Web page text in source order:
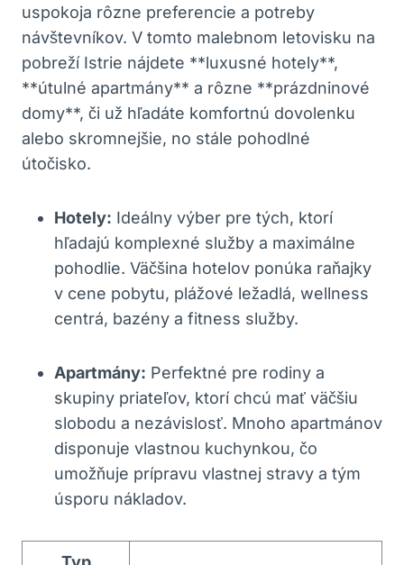
uspokoja rôzne preferencie a potreby
návštevníkov. V tomto malebnom letovisku na
pobreží Istrie nájdete **luxusné hotely**,
**útulné apartmány** a rôzne **prázdninové
domy**, či už hľadáte komfortnú dovolenku
alebo skromnejšie, no stále pohodlné
útočisko.
Hotely: Ideálny výber pre tých, ktorí
hľadajú komplexné služby a maximálne
pohodlie. Väčšina hotelov ponúka raňajky
v cene pobytu, plážové ležadlá, wellness
centrá, bazény a fitness služby.
Apartmány: Perfektné pre rodiny a
skupiny priateľov, ktorí chcú mať väčšiu
slobodu a nezávislosť. Mnoho apartmánov
disponuje vlastnou kuchynkou, čo
umožňuje prípravu vlastnej stravy a tým
úsporu nákladov.